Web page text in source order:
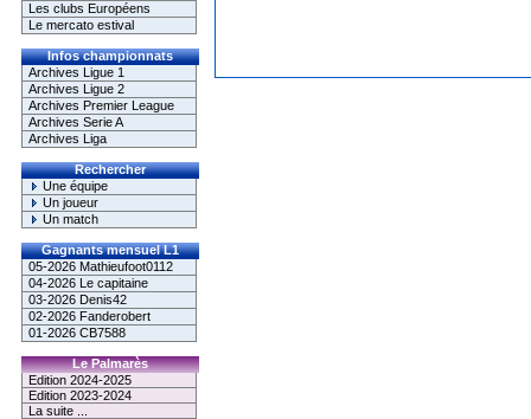
Les clubs Européens
Le mercato estival
Infos championnats
Archives Ligue 1
Archives Ligue 2
Archives Premier League
Archives Serie A
Archives Liga
Rechercher
Une équipe
Un joueur
Un match
Gagnants mensuel L1
05-2026 Mathieufoot0112
04-2026 Le capitaine
03-2026 Denis42
02-2026 Fanderobert
01-2026 CB7588
Le Palmarès
Edition 2024-2025
Edition 2023-2024
La suite ...